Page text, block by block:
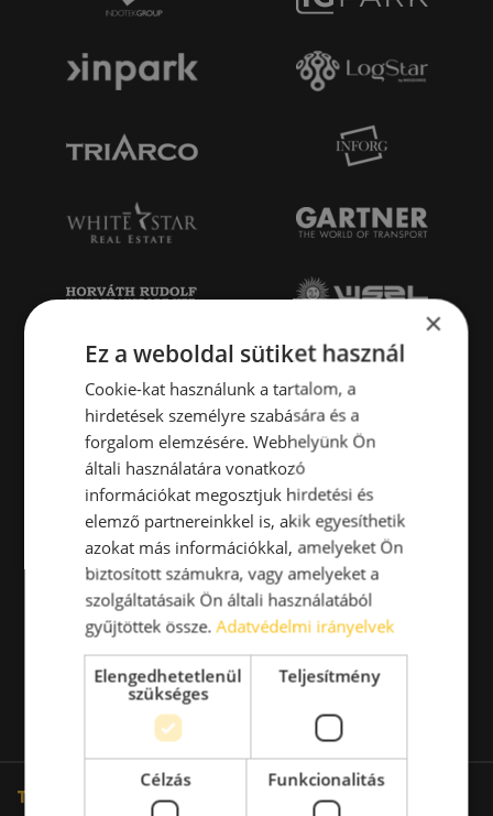
További oldalaink
×
Ez a weboldal sütiket használ
Cookie-kat használunk a tartalom, a
hirdetések személyre szabására és a
forgalom elemzésére. Webhelyünk Ön
általi használatára vonatkozó
információkat megosztjuk hirdetési és
elemző partnereinkkel is, akik egyesíthetik
azokat más információkkal, amelyeket Ön
biztosított számukra, vagy amelyeket a
szolgáltatásaik Ön általi használatából
gyűjtöttek össze.Adatvédelmi irányelvek
Elengedhetetlenül
szükséges
Teljesítmény
Célzás Funkcionalitás